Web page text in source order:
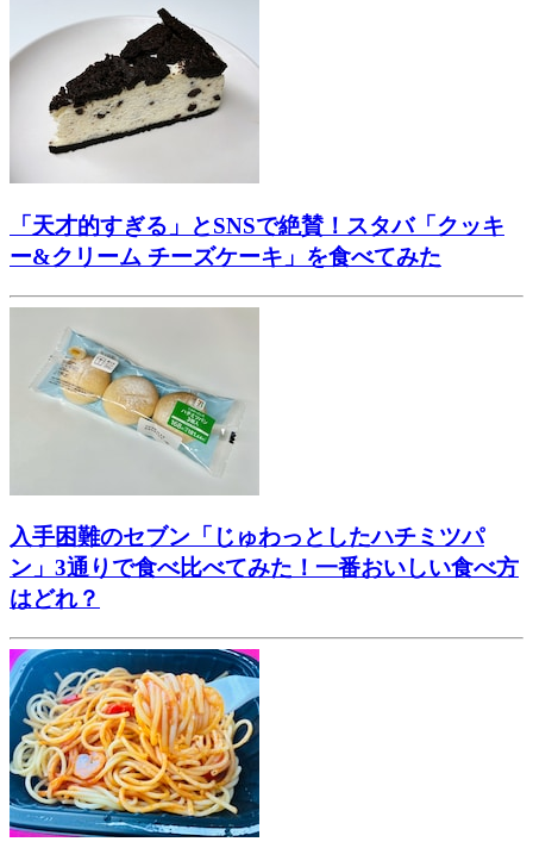
「天才的すぎる」とSNSで絶賛！スタバ「クッキ
ー&クリーム チーズケーキ」を食べてみた
入手困難のセブン「じゅわっとしたハチミツパ
ン」3通りで食べ比べてみた！一番おいしい食べ方
はどれ？